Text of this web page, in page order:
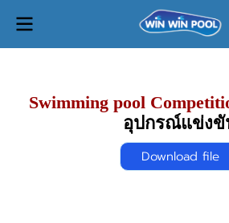
Swimming pool
อุปกรณ์แข่ง
Download file